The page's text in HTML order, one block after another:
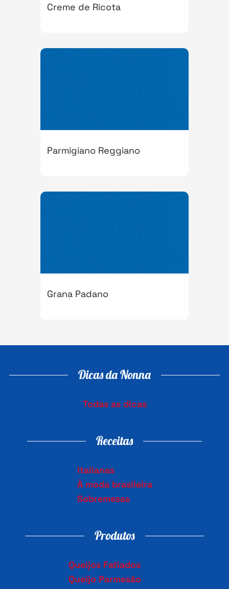
Creme de Ricota
Parmigiano Reggiano
Grana Padano
Dicas da Nonna
Todas as dicas
Receitas
Italianas
À moda brasileira
Sobremesas
Produtos
Queijos Fatiados
Queijo Parmesão